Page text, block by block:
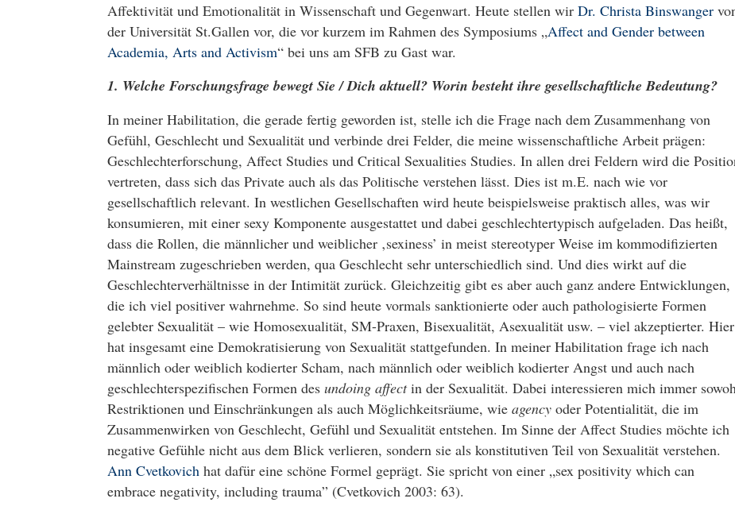
Affektivität und Emotionalität in Wissenschaft und Gegenwart. Heute stellen wir Dr. Christa Binswanger
der Universität St.Gallen vor, die vor kurzem im Rahmen des Symposiums „Affect and Gender between
Academia, Arts and Activism“ bei uns am SFB zu Gast war.
1. Welche Forschungsfrage bewegt Sie / Dich aktuell? Worin besteht ihre gesellschaftliche Bedeutung?
In meiner Habilitation, die gerade fertig geworden ist, stelle ich die Frage nach dem Zusammenhang von
Gefühl, Geschlecht und Sexualität und verbinde drei Felder, die meine wissenschaftliche Arbeit prägen:
Geschlechterforschung, Affect Studies und Critical Sexualities Studies. In allen drei Feldern wird die
vertreten, dass sich das Private auch als das Politische verstehen lässt. Dies ist m.E. nach wie vor
gesellschaftlich relevant. In westlichen Gesellschaften wird heute beispielsweise praktisch alles, was wir
konsumieren, mit einer sexy Komponente ausgestattet und dabei geschlechtertypisch aufgeladen. Das heißt,
dass die Rollen, die männlicher und weiblicher ‚sexiness’ in meist stereotyper Weise im kommodifizierten
Mainstream zugeschrieben werden, qua Geschlecht sehr unterschiedlich sind. Und dies wirkt auf die
Geschlechterverhältnisse in der Intimität zurück. Gleichzeitig gibt es aber auch ganz andere Entwicklungen,
die ich viel positiver wahrnehme. So sind heute vormals sanktionierte oder auch pathologisierte Formen
gelebter Sexualität – wie Homosexualität, SM-Praxen, Bisexualität, Asexualität usw. – viel akzeptierter. Hier
hat insgesamt eine Demokratisierung von Sexualität stattgefunden. In meiner Habilitation frage ich nach
männlich oder weiblich kodierter Scham, nach männlich oder weiblich kodierter Angst und auch nach
geschlechterspezifischen Formen des undoing affectin der Sexualität. Dabei interessieren mich immer
Restriktionen und Einschränkungen als auch Möglichkeitsräume, wie agencyoder Potentialität, die im
Zusammenwirken von Geschlecht, Gefühl und Sexualität entstehen. Im Sinne der Affect Studies möchte ich
negative Gefühle nicht aus dem Blick verlieren, sondern sie als konstitutiven Teil von Sexualität verstehen.
Ann Cvetkovichhat dafür eine schöne Formel geprägt. Sie spricht von einer „sex positivity which can
embrace negativity, including trauma” (Cvetkovich 2003: 63).